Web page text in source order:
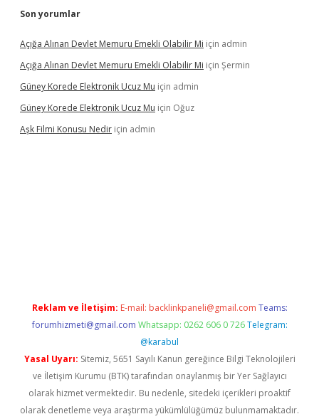
Son yorumlar
Açığa Alınan Devlet Memuru Emekli Olabilir Mi için admin
Açığa Alınan Devlet Memuru Emekli Olabilir Mi için Şermin
Güney Korede Elektronik Ucuz Mu için admin
Güney Korede Elektronik Ucuz Mu için Oğuz
Aşk Filmi Konusu Nedir için admin
Reklam ve İletişim: E-mail: backlinkpaneli@gmail.com Teams:
forumhizmeti@gmail.com Whatsapp: 0262 606 0 726 Telegram:
@karabul
Yasal Uyarı: Sitemiz, 5651 Sayılı Kanun gereğince Bilgi Teknolojileri
ve İletişim Kurumu (BTK) tarafından onaylanmış bir Yer Sağlayıcı
olarak hizmet vermektedir. Bu nedenle, sitedeki içerikleri proaktif
olarak denetleme veya araştırma yükümlülüğümüz bulunmamaktadır.